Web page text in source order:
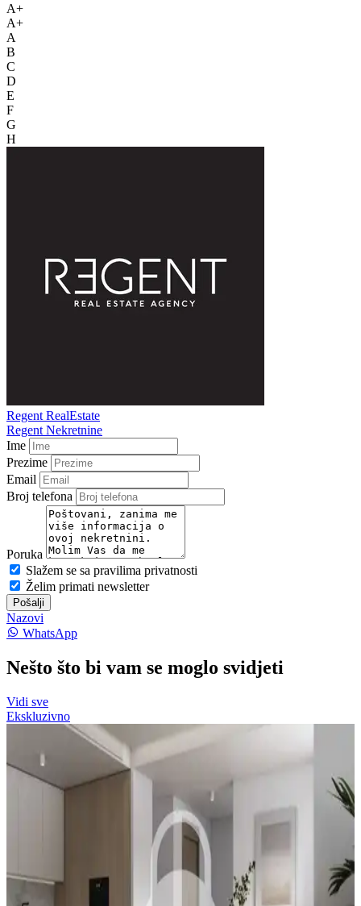
A+
A+
A
B
C
D
E
F
G
H
Regent RealEstate
Regent Nekretnine
Ime
Prezime
Email
Broj telefona
Poruka
Slažem se sa pravilima privatnosti
Želim primati newsletter
Pošalji
Nazovi
WhatsApp
Nešto što bi vam se moglo svidjeti
Vidi sve
Ekskluzivno